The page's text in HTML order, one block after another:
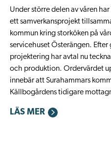
Under större delen av våren
ett samverkansprojekt
kommun kring storköken på
servicehuset Österängen.
projektering har avtal nu
och produktion. Ordervärdet
innebär att Surahammars
Källbogårdens tidigare
LÄS MER